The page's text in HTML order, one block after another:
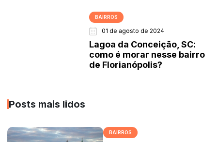
BAIRROS
01 de agosto de 2024
Lagoa da Conceição, SC:
como é morar nesse bairro
de Florianópolis?
Posts mais lidos
BAIRROS